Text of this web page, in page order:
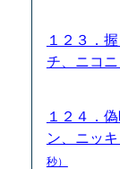
１２３．
チ、ニコ
１２４．
ン、ニッ
秒）